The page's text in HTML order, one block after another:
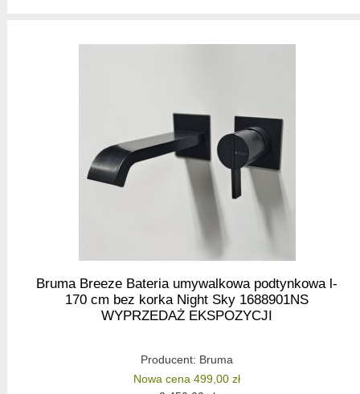
Bruma Breeze Bateria umywalkowa podtynkowa l-
170 cm bez korka Night Sky 1688901NS
WYPRZEDAŻ EKSPOZYCJI
Producent: Bruma
Nowa cena 499,00 zł